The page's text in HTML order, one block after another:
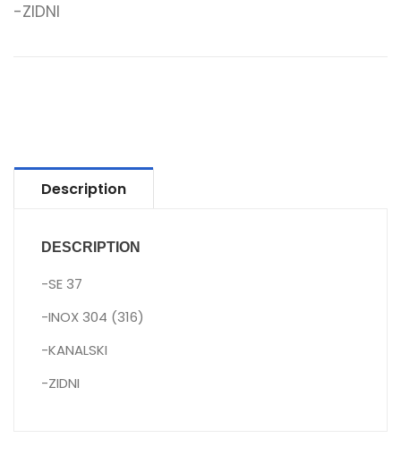
-ZIDNI
Description
DESCRIPTION
-SE 37
-INOX 304 (316)
-KANALSKI
-ZIDNI